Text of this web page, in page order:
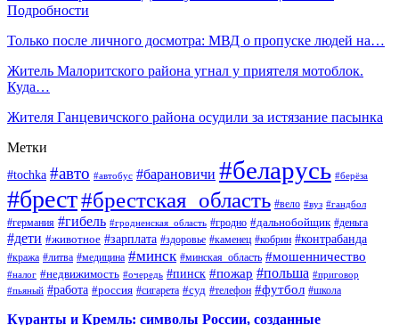
Подробности
Только после личного досмотра: МВД о пропуске людей на…
Житель Малоритского района угнал у приятеля мотоблок.
Куда…
Жителя Ганцевичского района осудили за истязание пасынка
Метки
#tochka #авто #автобус #барановичи #беларусь #берёза
#брест#брестская_область #вело #вуз #гандбол
#германия #гибель #гродненская_область #гродно #дальнобойщик #деньга
#дети #животное #зарплата #здоровье #каменец #кобрин #контрабанда
#кража #литва #медицина #минск #минская_область #мошенничество
#налог #недвижимость #очередь #пинск #пожар #польша #приговор
#пьяный #работа #россия #сигарета #суд #телефон #футбол #школа
Куранты и Кремль: символы России, созданные